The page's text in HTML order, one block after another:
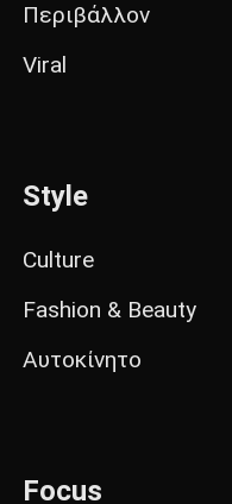
Περιβάλλον
Viral
Style
Culture
Fashion & Beauty
Αυτοκίνητο
Focus